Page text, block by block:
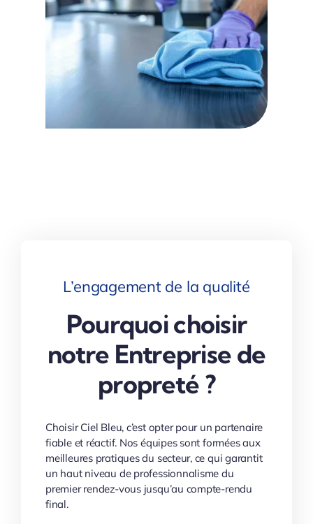
L’engagement de la qualité
Pourquoi choisir
notre Entreprise de
propreté ?
Choisir Ciel Bleu, c’est opter pour un partenaire
fiable et réactif. Nos équipes sont formées aux
meilleures pratiques du secteur, ce qui garantit
un haut niveau de professionnalisme du
premier rendez-vous jusqu’au compte-rendu
final.